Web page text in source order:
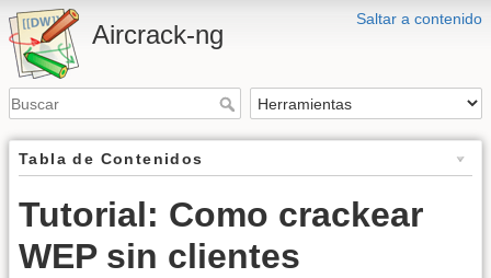
Saltar a contenido
Aircrack-ng
Tabla de Contenidos
Tutorial: Como crackear
WEP sin clientes